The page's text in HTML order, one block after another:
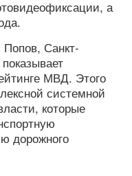
а
Санкт-
МВД. Этого
системной
которые
дорожного